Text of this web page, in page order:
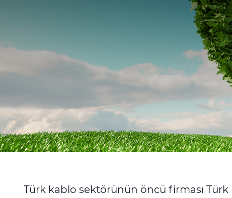
Türk kablo sektörünün öncü firması